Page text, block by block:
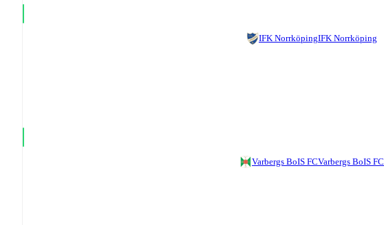
IFK NorrköpingIFK Norrköping
Varbergs BoIS FCVarbergs BoIS FC